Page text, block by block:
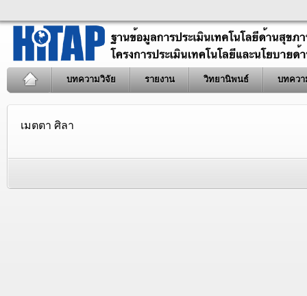
บทความวิจัย รายงาน วิทยานิพนธ์ บทควา
เมตตา ศิลา